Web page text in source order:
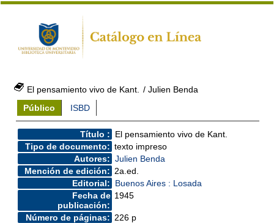
El pensamiento vivo de Kant.
/ Julien Benda
Público
ISBD
Título :
El pensamiento vivo de Kant.
Tipo de documento: texto impreso
Autores: Julien Benda
Mención de edición: 2a.ed.
Editorial:
Buenos Aires : Losada
Fecha de
publicación:
1945
Número de páginas: 226 p